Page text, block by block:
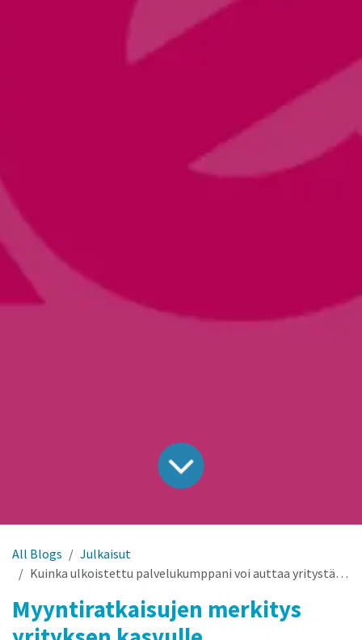
All Blogs
Julkaisut
Kuinka ulkoistettu palvelukumppani voi auttaa yritystäsi menestymään
Myyntiratkaisujen merkitys